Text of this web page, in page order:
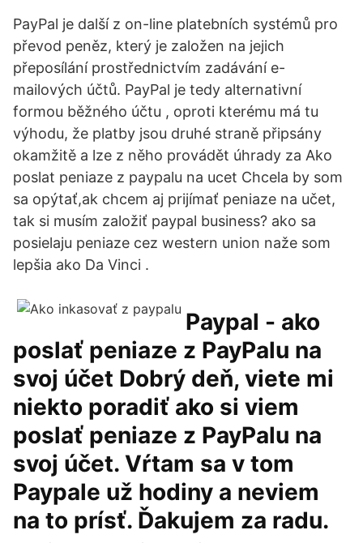
PayPal je další z on-line platebních systémů pro
převod peněz, který je založen na jejich
přeposílání prostřednictvím zadávání e-
mailových účtů. PayPal je tedy alternativní
formou běžného účtu , oproti kterému má tu
výhodu, že platby jsou druhé straně připsány
okamžitě a lze z něho provádět úhrady za Ako
poslat peniaze z paypalu na ucet Chcela by som
sa opýtať,ak chcem aj prijímať peniaze na učet,
tak si musím založiť paypal business? ako sa
posielaju peniaze cez western union naže som
lepšia ako Da Vinci .
Paypal - ako
poslať peniaze z PayPalu na
svoj účet Dobrý deň, viete mi
niekto poradiť ako si viem
poslať peniaze z PayPalu na
svoj účet. Vŕtam sa v tom
Paypale už hodiny a neviem
na to prísť. Ďakujem za radu.